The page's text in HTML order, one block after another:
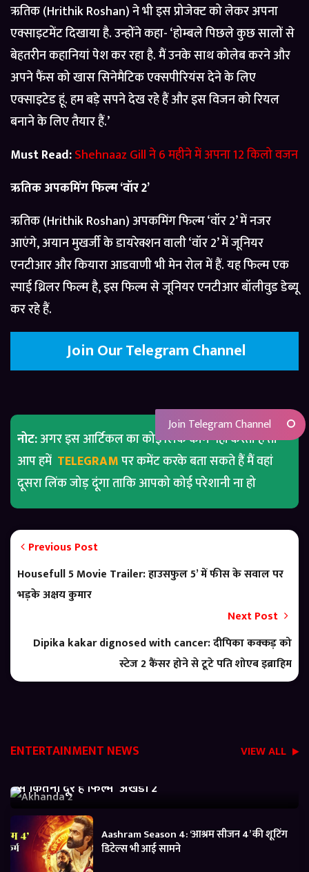
ऋतिक (Hrithik Roshan) ने भी इस प्रोजेक्ट को लेकर अपना
एक्साइटमेंट दिखाया है. उन्होंने कहा- ‘होम्बले पिछले कुछ सालों से
बेहतरीन कहानियां पेश कर रहा है. मैं उनके साथ कोलेब करने और
अपने फैंस को खास सिनेमैटिक एक्सपीरियंस देने के लिए
एक्साइटेड हूं. हम बड़े सपने देख रहे हैं और इस विजन को रियल
बनाने के लिए तैयार हैं.’
Must Read:Shehnaaz Gill ने 6 महीने में अपना 12 किलो वजन
ऋतिक अपकमिंग फिल्म ‘वॉर 2’
ऋतिक (Hrithik Roshan) अपकमिंग फिल्म ‘वॉर 2’ में नजर
आएंगे, अयान मुखर्जी के डायरेक्शन वाली ‘वॉर 2’ में जूनियर
एनटीआर और कियारा आडवाणी भी मेन रोल में हैं. यह फिल्म एक
स्पाई थ्रिलर फिल्म है, इस फिल्म से जूनियर एनटीआर बॉलीवुड डेब्यू
कर रहे हैं.
Join Our Telegram Channel
नोट:अगर इस आर्टिकल का कोई लिंक काम नहीं करता है तो
आप हमें TELEGRAMपर कमेंट करके बता सकते हैं मैं वहां
दूसरा लिंक जोड़ दूंगा ताकि आपको कोई परेशानी ना हो
Previous Post
Housefull 5 Movie Trailer: हाउसफुल 5’ में फीस के सवाल पर
भड़के अक्षय कुमार
Next Post
Dipika kakar dignosed with cancer: दीपिका कक्कड़ को
स्टेज 2 कैंसर होने से टूटे पति शोएब इब्राहिम
ENTERTAINMENT NEWS VIEW ALL
से कितनी दूर है फिल्म ‘अखंडा 2’
Aashram Season 4: ‘आश्रम सीजन 4’ की शूटिंग
डिटेल्स भी आई सामने
Join Telegram Channel